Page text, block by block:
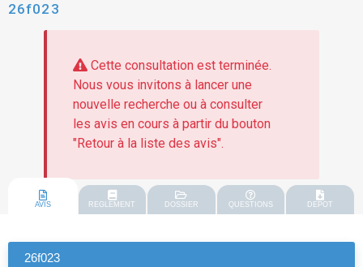
26f023
Cette consultation est terminée.
Nous vous invitons à lancer une
nouvelle recherche ou à consulter
les avis en cours à partir du bouton
"Retour à la liste des avis".
AVIS REGLEMENT DOSSIER QUESTIONS DEPOT
26f023